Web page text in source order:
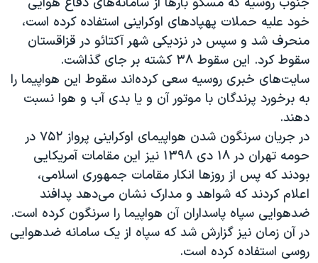
خود علیه حملات پهپادهای اوکراینی استفاده کرده است،
منحرف شد و سپس در نزدیکی شهر آکتائو در قزاقستان
سقوط کرد. این سقوط ۳۸ کشته بر جای گذاشت.
سایت‌های خبری روسیه سعی کرده‌اند سقوط این هواپیما را
به برخورد پرندگان با موتور آن و یا بدی آب و هوا نسبت
دهند.
در جریان سرنگون شدن هواپیمای اوکراینی پرواز ۷۵۲ در
حومه تهران در ۱۸ دی ۱۳۹۸ نیز این مقامات آمریکایی
بودند که پس از روزها انکار مقامات جمهوری اسلامی،
اعلام کردند که شواهد و مدارک نشان می‌دهد پدافند
ضدهوایی سپاه پاسداران آن هواپیما را سرنگون کرده است.
در آن زمان نیز گزارش شد که سپاه از یک سامانه ضدهوایی
روسی استفاده کرده است.